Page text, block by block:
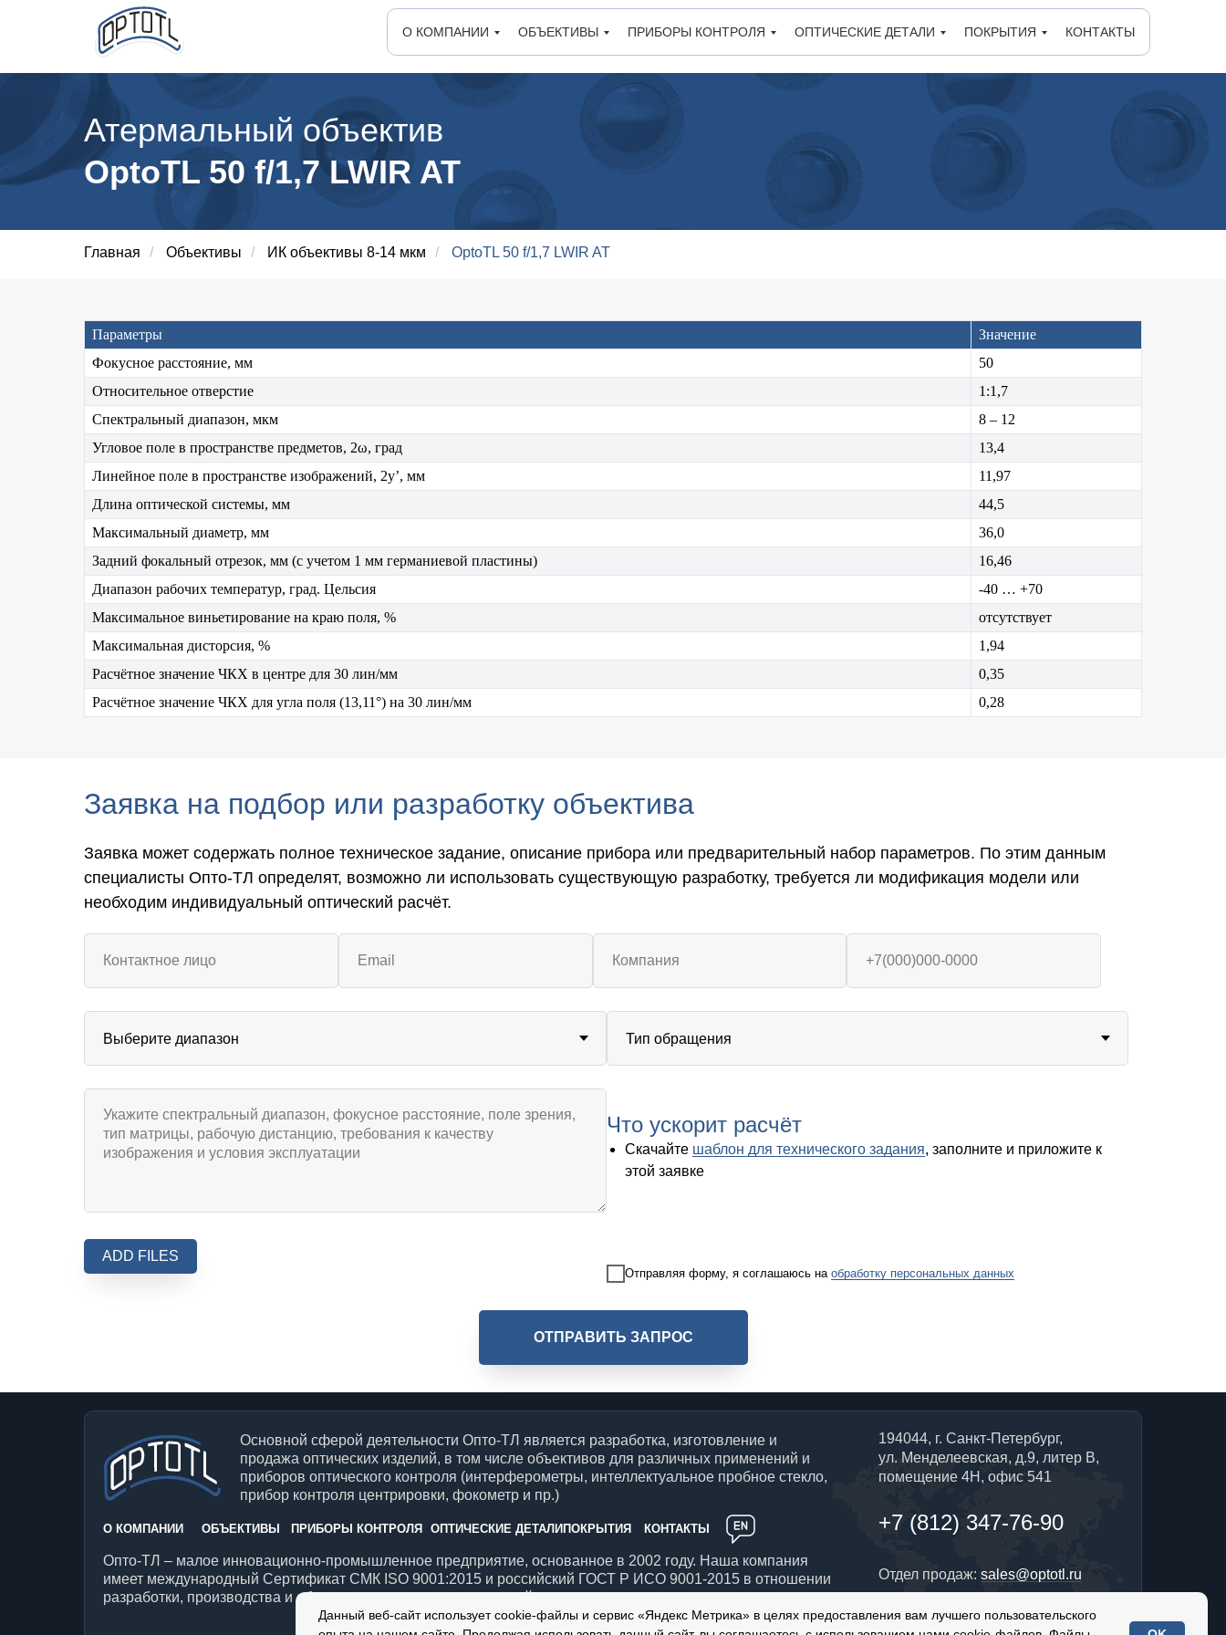
О КОМПАНИИ ОБЪЕКТИВЫ ПРИБОРЫ КОНТРОЛЯ ОПТИЧЕСКИЕ ДЕТАЛИ ПОКРЫТИЯ КОНТАКТЫ
Атермальный объектив
OptoTL 50 f/1,7 LWIR AT
Главная / Объективы / ИК объективы 8-14 мкм / OptoTL 50 f/1,7 LWIR AT
Параметры
Значение
Фокусное расстояние, мм
50
Относительное отверстие
1:1,7
Спектральный диапазон, мкм
8 – 12
Угловое поле в пространстве предметов, 2ω, град
13,4
Линейное поле в пространстве изображений, 2y’, мм
11,97
Длина оптической системы, мм
44,5
Максимальный диаметр, мм
36,0
Задний фокальный отрезок, мм (с учетом 1 мм германиевой пластины)
16,46
Диапазон рабочих температур, град. Цельсия
-40 … +70
Максимальное виньетирование на краю поля, %
отсутствует
Максимальная дисторсия, %
1,94
Расчётное значение ЧКХ в центре для 30 лин/мм
0,35
Расчётное значение ЧКХ для угла поля (13,11°) на 30 лин/мм
0,28
Заявка на подбор или разработку объектива
Заявка может содержать полное техническое задание, описание прибора или предварительный набор параметров. По этим данным
специалисты Опто-ТЛ определят, возможно ли использовать существующую разработку, требуется ли модификация модели или
необходим индивидуальный оптический расчёт.
Что ускорит расчёт
Скачайте шаблон для технического задания, заполните и приложите к
этой заявке
ADD FILES
Отправляя форму, я соглашаюсь на обработку персональных данных
ОТПРАВИТЬ ЗАПРОС
Основной сферой деятельности Опто-ТЛ является разработка, изготовление и
продажа оптических изделий, в том числе объективов для различных применений и
приборов оптического контроля (интерферометры, интеллектуальное пробное стекло,
прибор контроля центрировки, фокометр и пр.)
О КОМПАНИИ ОБЪЕКТИВЫ ПРИБОРЫ КОНТРОЛЯ ОПТИЧЕСКИЕ ДЕТАЛИПОКРЫТИЯ КОНТАКТЫ
Опто-ТЛ – малое инновационно-промышленное предприятие, основанное в 2002 году. Наша компания
имеет международный Сертификат СМК ISO 9001:2015 и российский ГОСТ Р ИСО 9001-2015 в отношении
разработки, производства и обслуживания оптических изделий.
194044, г. Санкт-Петербург,
ул. Менделеевская, д.9, литер В,
помещение 4Н, офис 541
+7 (812) 347-76-90
Отдел продаж: sales@optotl.ru
По техническим вопросам:
Данный веб-сайт использует cookie-файлы и сервис «Яндекс Метрика» в целях предоставления вам лучшего пользовательского